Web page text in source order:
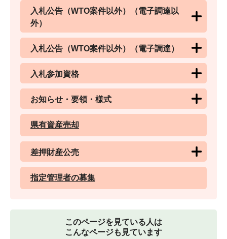
入札公告（WTO案件以外）（電子調達以
外）
入札公告（WTO案件以外）（電子調達）
入札参加資格
お知らせ・要領・様式
県有資産売却
差押財産公売
指定管理者の募集
このページを見ている人は
こんなページも見ています